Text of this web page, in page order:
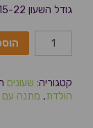
גודל השעון 15-22 ס"מ | עומק 10 ס"מ
קטגוריה: שעונים
הולדת, מתנה עם